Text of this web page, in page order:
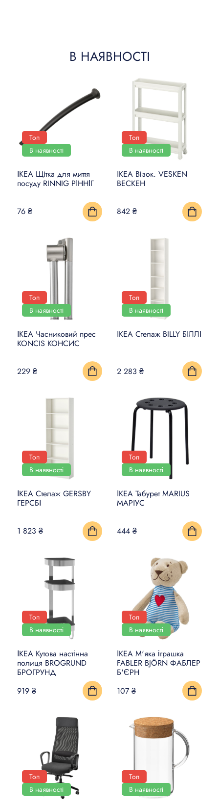
В НАЯВНОСТІ
Топ
В наявності
ІКЕА Щітка для миття
посуду RINNIG РІННІГ
76 ₴
Топ
В наявності
ІКЕА Візок. VESKEN
ВЕСКЕН
842 ₴
Топ
В наявності
ІКЕА Часниковий прес
KONCIS КОНСИС
229 ₴
Топ
В наявності
ІКЕА Стелаж BILLY БІЛЛІ
2 283 ₴
Топ
В наявності
ІКЕА Стелаж GERSBY
ГЕРСБІ
1 823 ₴
Топ
В наявності
ІКЕА Табурет MARIUS
МАРІУС
444 ₴
Топ
В наявності
ІКЕА Кутова настінна
полиця BROGRUND
БРОГРУНД
919 ₴
Топ
В наявності
ІКЕА М'яка іграшка
FABLER BJÖRN ФАБЛЕР
Б'ЄРН
107 ₴
Топ
В наявності
Топ
В наявності